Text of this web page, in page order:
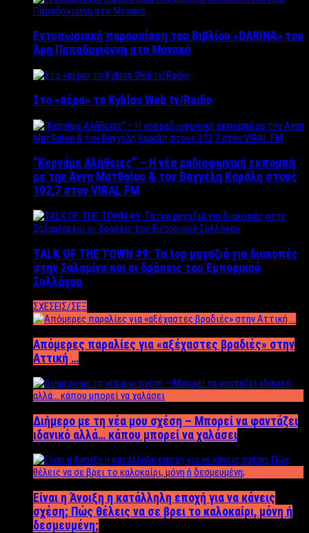
Εντυπωσιακή παρουσίαση του Βιβλίου «DARINA» του
Άρη Παπαδογιάννη στο Μονακό
Στο «αέρα» το Kyklos Web tv/Radio
“Kερνάμε Αλήθειες” – Η νέα ραδιοφωνική εκπομπή
με την Άννα Ματθαίου & τον Βαγγέλη Καράλη στους
102,7 στον VIRAL FM
TALK OF THE TOWN #9: Τα top μαγαζιά για διακοπές
στην Σαλαμίνα και οι δράσεις του Εμπορικού
Συλλόγου
ΣΧΕΣΕΙΣ/ΣΕΞ
Απόμερες παραλίες για «αξέχαστες βραδιές» στην
Αττική …
Διήμερο με τη νέα μου σχέση – Μπορεί να φαντάζει
ιδανικό αλλά… κάπου μπορεί να χαλάσει
Είναι η Άνοιξη η κατάλληλη εποχή για να κάνεις
σχέση; Πώς θέλεις να σε βρει το καλοκαίρι, μόνη ή
δεσμευμένη;